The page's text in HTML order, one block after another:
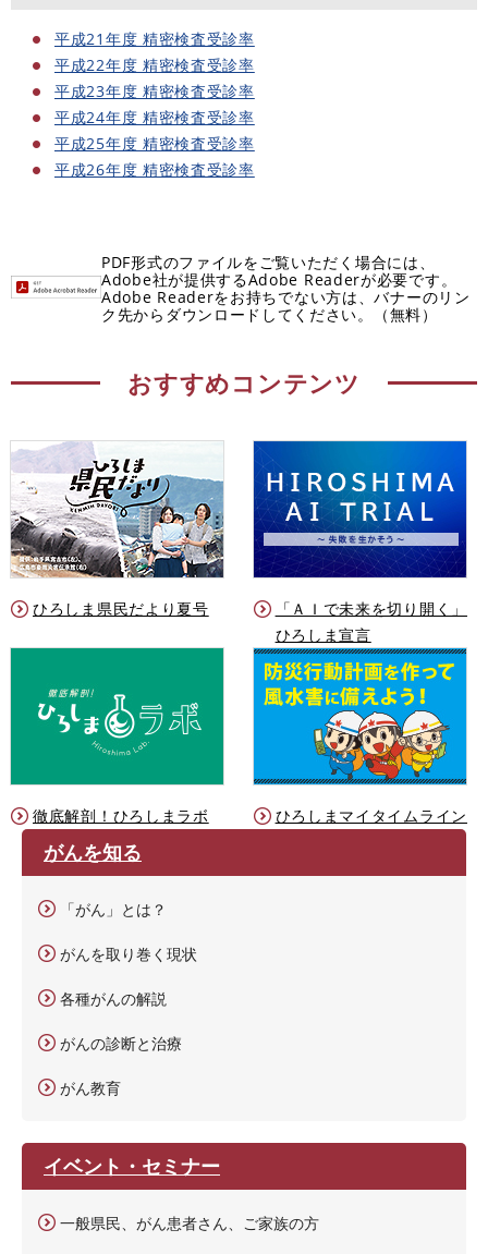
平成21年度 精密検査受診率
平成22年度 精密検査受診率
平成23年度 精密検査受診率
平成24年度 精密検査受診率
平成25年度 精密検査受診率
平成26年度 精密検査受診率
PDF形式のファイルをご覧いただく場合には、
Adobe社が提供するAdobe Readerが必要です。
Adobe Readerをお持ちでない方は、バナーのリン
ク先からダウンロードしてください。（無料）
おすすめコンテンツ
ひろしま県民だより夏号
「ＡＩで未来を切り開く」
ひろしま宣言
徹底解剖！ひろしまラボ ひろしまマイタイムライン
がんを知る
「がん」とは？
がんを取り巻く現状
各種がんの解説
がんの診断と治療
がん教育
イベント・セミナー
一般県民、がん患者さん、ご家族の方